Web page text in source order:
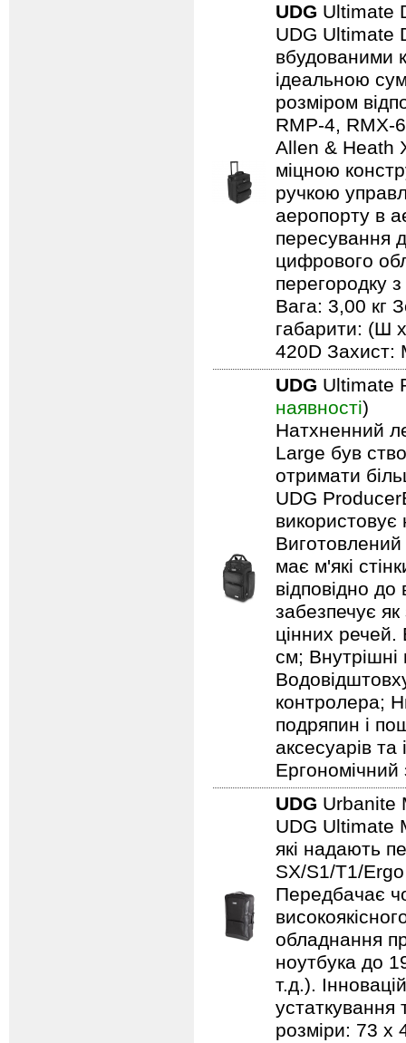
UDG Ultimate
UDG Ultimate
вбудованими
ідеальною
розміром
RMP-4, RMX-
Allen & Heath
міцною
ручкою
аеропорту в
пересування
цифрового
перегородку
Вага: 3,00 кг
габарити: (Ш
420D Захист:
UDG Ultimate
наявності)
Натхненний
Large був
отримати
UDG
має м'які
відповідно
забезпечує
цінних
см;
контролера;
подряпин і
аксесуарів
UDG Urbanite
UDG Ultimate
які надають
SX/S1/T1/
Передбачає
обладнання
ноутбука до
т.д.).
устаткування
розміри: 73 x